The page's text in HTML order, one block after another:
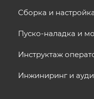
Сборка и
Пуско-наладка и
Инструктаж
Инжиниринг и